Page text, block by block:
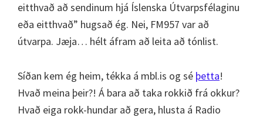
eitthvað að sendinum hjá Íslenska Útvarpsfélaginu
eða eitthvað” hugsað ég. Nei, FM957 var að
útvarpa. Jæja… hélt áfram að leita að tónlist.
Síðan kem ég heim, tékka á mbl.is og sé þetta!
Hvað meina þeir?! Á bara að taka rokkið frá okkur?
Hvað eiga rokk-hundar að gera, hlusta á Radio